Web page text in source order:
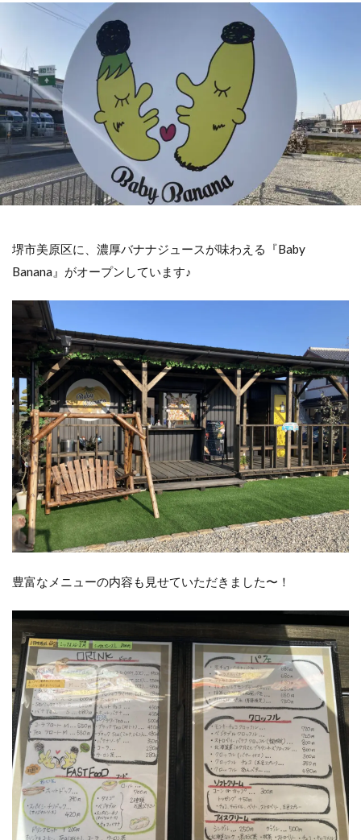
堺市美原区に、濃厚バナナジュースが味わえる『Baby
Banana』がオープンしています♪
豊富なメニューの内容も見せていただきました〜！